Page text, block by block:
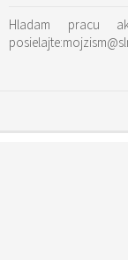
Hladam pracu